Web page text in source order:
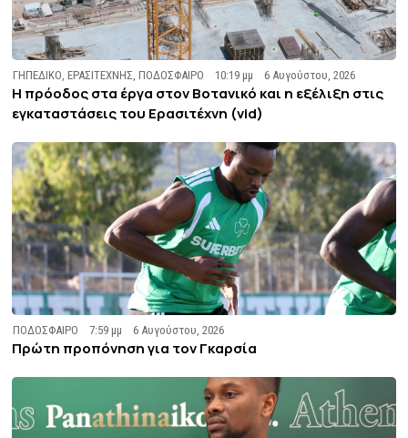
ΓΗΠΕΔΙΚΟ ,ΕΡΑΣΙΤΕΧΝΗΣ ,ΠΟΔΟΣΦΑΙΡΟ 10:19 μμ 6 Αυγούστου, 2026
Η πρόοδος στα έργα στον Βοτανικό και η εξέλιξη στις
εγκαταστάσεις του Ερασιτέχνη (vid)
ΠΟΔΟΣΦΑΙΡΟ 7:59 μμ 6 Αυγούστου, 2026
Πρώτη προπόνηση για τον Γκαρσία